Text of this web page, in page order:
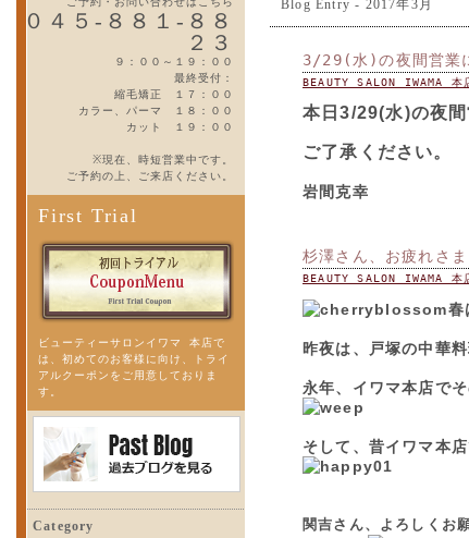
Blog Entry - 2017年3月
3/29(水)の夜間営業
BEAUTY SALON IWAMA
本日3/29(水)の夜
ご了承ください。
岩間克幸
杉澤さん、お疲れさま
BEAUTY SALON IWAMA
春
昨夜は、戸塚の中華
永年、イワマ本店で
そして、昔イワマ本
関吉さん、よろしくお
０４５-８８１-８８
２３
９：００～１９：００
最終受付：
縮毛矯正 １７：００
カラー、パーマ １８：００
カット １９：００
※現在、時短営業中です。
ご予約の上、ご来店ください。
First Trial
ビューティーサロンイワマ 本店で
は、初めてのお客様に向け、トライ
アルクーポンをご用意しておりま
す。
Category